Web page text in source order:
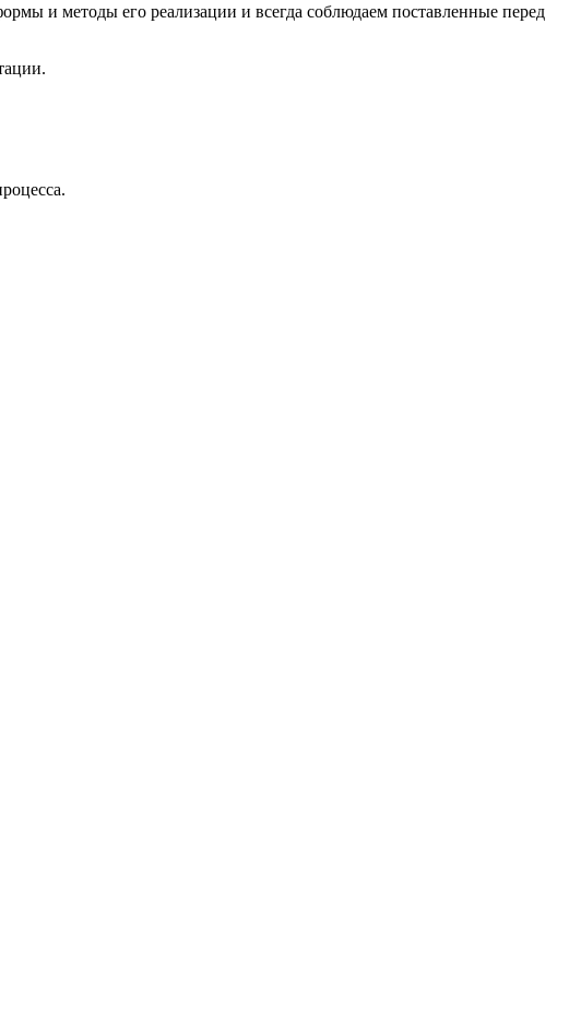
и методы его реализации и всегда соблюдаем поставленные перед